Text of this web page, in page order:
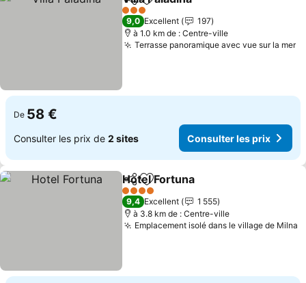
PartagerAjouter à mes favoris
3 Étoiles
9,0 Excellent
197
à 1.0 km de : Centre-ville
Terrasse panoramique avec vue sur la mer
De 58 €
Consulter les prix de 2 sites Consulter les prix
PartagerAjouter à mes favoris
Hotel Fortuna
4 Étoiles
9,4 Excellent
1 555
à 3.8 km de : Centre-ville
Emplacement isolé dans le village de Milna